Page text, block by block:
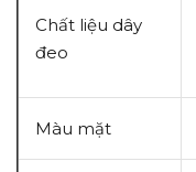
Chất liệu dây
đeo
Màu mặt